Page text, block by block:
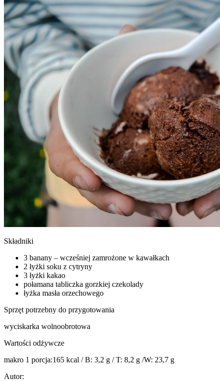
Składniki
3 banany – wcześniej zamrożone w kawałkach
2 łyżki soku z cytryny
3 łyżki kakao
połamana tabliczka gorzkiej czekolady
łyżka masła orzechowego
Sprzęt potrzebny do przygotowania
wyciskarka wolnoobrotowa
Wartości odżywcze
makro 1 porcja:165 kcal / B: 3,2 g / T: 8,2 g /W: 23,7 g
Autor: